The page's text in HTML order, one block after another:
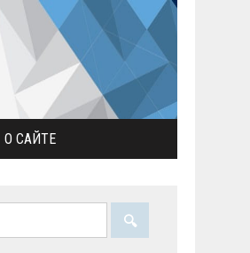
О САЙТЕ